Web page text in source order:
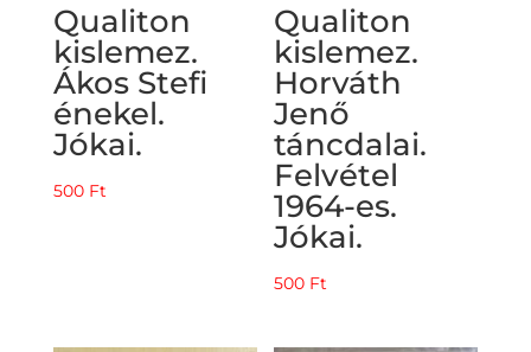
Qualiton
kislemez.
Ákos Stefi
énekel.
Jókai.
500 Ft
Qualiton
kislemez.
Horváth
Jenő
táncdalai.
Felvétel
1964-es.
Jókai.
500 Ft